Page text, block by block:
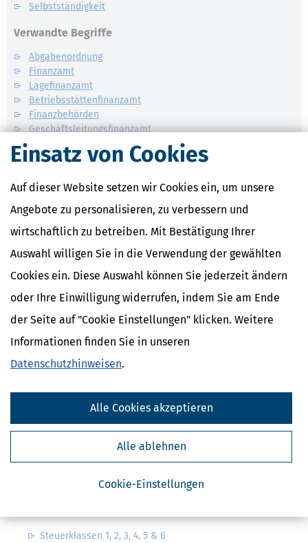
Einsatz von Cookies
Auf dieser Website setzen wir Cookies ein, um unsere
Angebote zu personalisieren, zu verbessern und
wirtschaftlich zu betreiben. Mit Bestätigung Ihrer
Auswahl willigen Sie in die Verwendung der gewählten
Cookies ein. Diese Auswahl können Sie jederzeit ändern
oder Ihre Einwilligung widerrufen, indem Sie am Ende
der Seite auf "Cookie Einstellungen" klicken. Weitere
Informationen finden Sie in unseren
Datenschutzhinweisen.
Cookie-Einstellungen
Alle ablehnen
Alle Cookies akzeptieren
Selbstständigkeit
Verwandte Begriffe
Abgabenordnung
Finanzamt
Lagefinanzamt
Betriebsstättenfinanzamt
Finanzbehörden
Geschäftsleitungsfinanzamt
Ja, ich möchte die kostenlosen Newsletter
von Steuertipps abonnieren. Die
habe ich gelesen.
Steuerklassen 1, 2, 3, 4, 5 & 6